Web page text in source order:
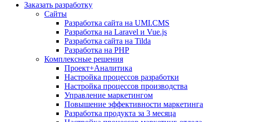
Заказать разработку
Сайты
Разработка сайта на UMI.CMS
Разработка на Laravel и Vue.js
Разработка сайта на Tilda
Разработка на PHP
Комплексные решения
Проект+Аналитика
Настройка процессов разработки
Настройка процессов производства
Управление маркетингом
Повышение эффективности маркетинга
Разработка продукта за 3 месяца